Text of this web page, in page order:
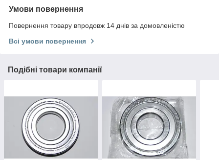
Умови повернення
Повернення товару впродовж 14 днів за домовленістю
Всі умови повернення
Подібні товари компанії